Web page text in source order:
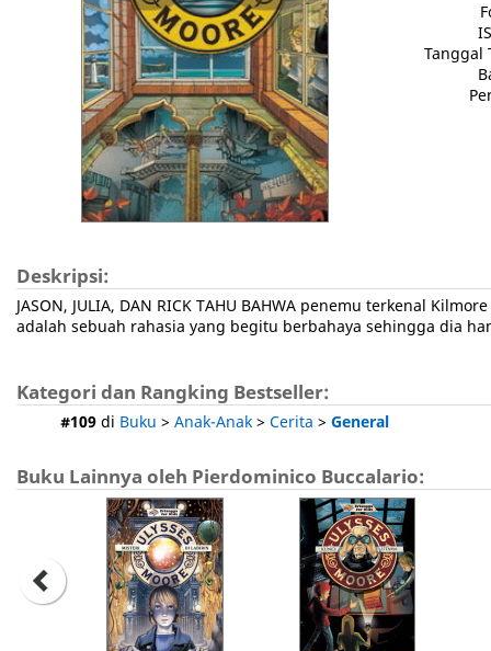
Tanggal
Deskripsi:
JASON, JULIA, DAN RICK TAHU BAHWA penemu terkenal
adalah sebuah rahasia yang begitu berbahaya sehingga dia
Kategori dan Rangking Bestseller:
#109 di Buku > Anak-Anak > Cerita > General
Buku Lainnya oleh Pierdominico Buccalario: